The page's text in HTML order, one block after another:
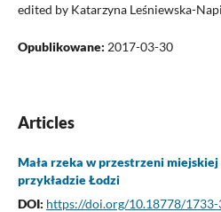
edited by Katarzyna Leśniewska-
Opublikowane: 2017-03-30
Articles
Mała rzeka w przestrzeni
przykładzie Łodzi
DOI: https://doi.org/10.18778/1733-